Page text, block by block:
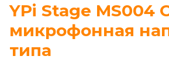
YPi Stage MS004
микрофонная
типа